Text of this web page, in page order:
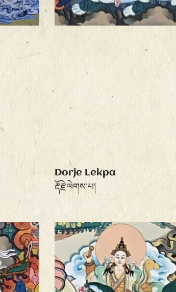
Dorje Lekpa
རྡོ་རྗེ་ལེགས་པ།